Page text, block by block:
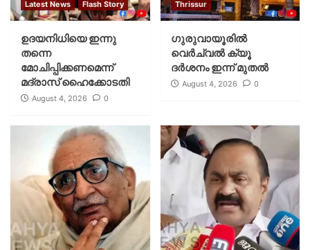
Latest News Flash Story
ഉദയനിധിയെ ഇന്നു
തന്നെ
മോചിപ്പിക്കണമെന്ന്
മദ്രാസ് ഹൈക്കോടതി
August 4, 2026 0
Thrissur
ഗുരുവായൂരില്‍
വെര്‍ച്വല്‍ ക്യൂ
ദര്‍ശനം ഇന്ന് മുതല്‍
August 4, 2026 0